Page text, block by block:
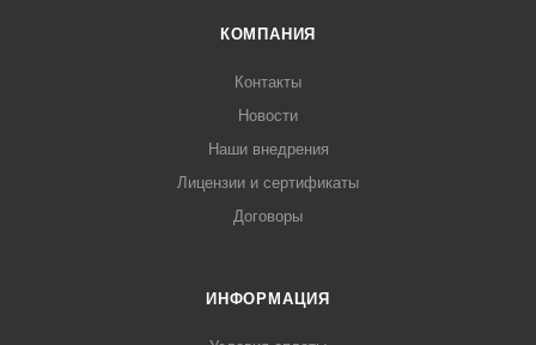
КОМПАНИЯ
Контакты
Новости
Наши внедрения
Лицензии и сертификаты
Договоры
ИНФОРМАЦИЯ